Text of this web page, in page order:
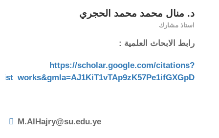
د. منال محمد محمد الحجري
استاذ مشارك
رابط الابحاث العلمية :
https://scholar.google.com/citations?
M.AlHajry@su.edu.ye